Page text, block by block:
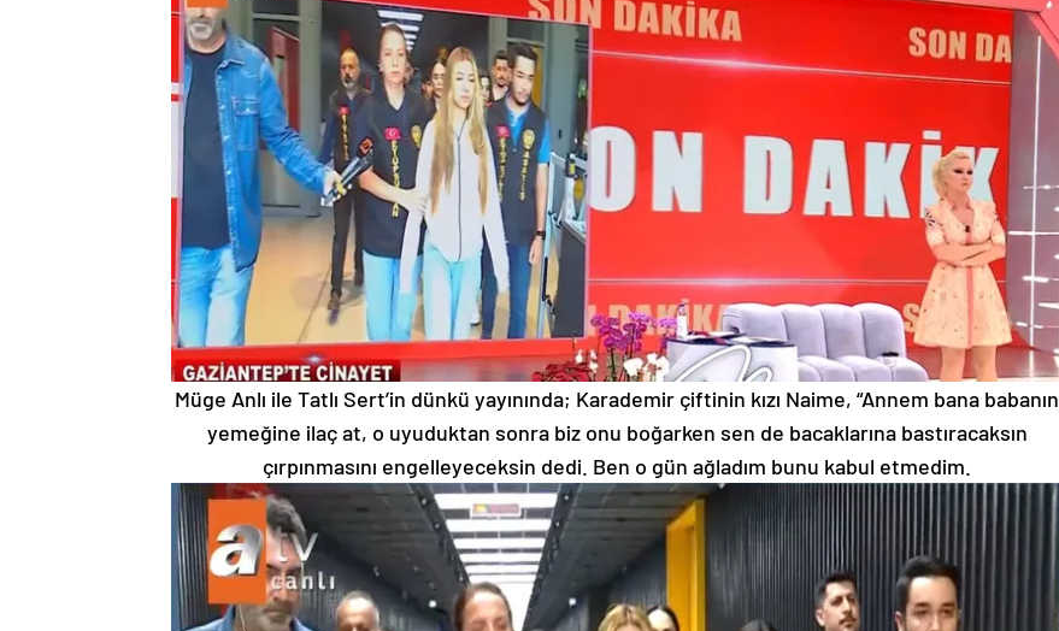
Müge Anlı ile Tatlı Sert’in dünkü yayınında; Karademir çiftinin kızı Naime, “Annem bana babanın
yemeğine ilaç at, o uyuduktan sonra biz onu boğarken sen de bacaklarına bastıracaksın
çırpınmasını engelleyeceksin dedi. Ben o gün ağladım bunu kabul etmedim.